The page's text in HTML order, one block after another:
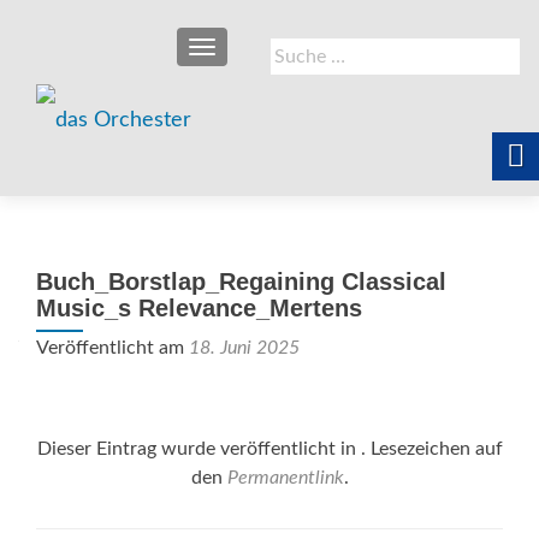
Suche
nach:
SCHALTE NAVIGATION
Buch_Borstlap_Regaining Classical
Music_s Relevance_Mertens
Veröffentlicht am 18. Juni 2025
Dieser Eintrag wurde veröffentlicht in . Lesezeichen auf
den Permanentlink.